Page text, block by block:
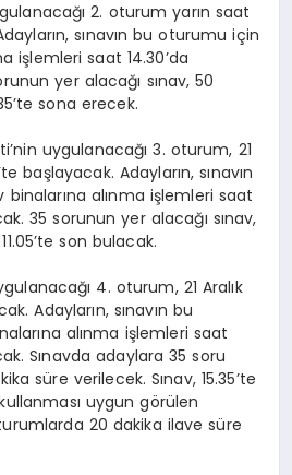
2. oturum yarın saat
sınavın bu oturumu için
işlemleri saat 14.30’da
yer alacağı sınav, 50
sona erecek.
uygulanacağı 3. oturum, 21
başlayacak. Adayların, sınavın
alınma işlemleri saat
35 sorunun yer alacağı sınav,
son bulacak.
4. oturum, 21 Aralık
Adayların, sınavın bu
alınma işlemleri saat
Sınavda adaylara 35 soru
süre verilecek. Sınav, 15.35’te
uygun görülen
20 dakika ilave süre